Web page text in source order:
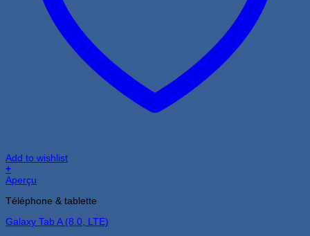
Add to wishlist
+
Aperçu
Téléphone & tablette
Galaxy Tab A (8.0, LTE)